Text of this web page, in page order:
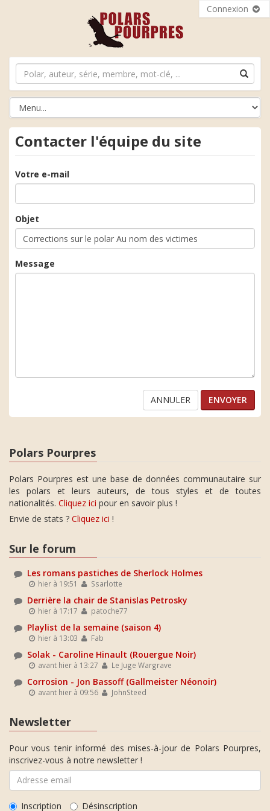
Connexion
Contacter l'équipe du site
Votre e-mail
Objet
Message
ANNULER
Polars Pourpres
Polars Pourpres est une base de données communautaire sur
les polars et leurs auteurs, de tous styles et de toutes
nationalités. Cliquez ici pour en savoir plus !
Envie de stats ? Cliquez ici !
Sur le forum
Les romans pastiches de Sherlock Holmes
hier à 19:51 Ssarlotte
Derrière la chair de Stanislas Petrosky
hier à 17:17 patoche77
Playlist de la semaine (saison 4)
hier à 13:03 Fab
Solak - Caroline Hinault (Rouergue Noir)
avant hier à 13:27 Le Juge Wargrave
Corrosion - Jon Bassoff (Gallmeister Néonoir)
avant hier à 09:56 JohnSteed
Newsletter
Pour vous tenir informé des mises-à-jour de Polars Pourpres,
inscrivez-vous à notre newsletter !
Inscription Désinscription